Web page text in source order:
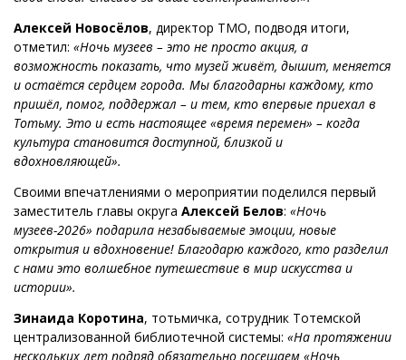
Алексей Новосёлов, директор ТМО, подводя итоги,
отметил: «Ночь музеев – это не просто акция, а
возможность показать, что музей живёт, дышит, меняется
и остаётся сердцем города. Мы благодарны каждому, кто
пришёл, помог, поддержал – и тем, кто впервые приехал в
Тотьму. Это и есть настоящее «время перемен» – когда
культура становится доступной, близкой и
вдохновляющей».
Своими впечатлениями о мероприятии поделился первый
заместитель главы округа Алексей Белов: «Ночь
музеев-2026» подарила незабываемые эмоции, новые
открытия и вдохновение! Благодарю каждого, кто разделил
с нами это волшебное путешествие в мир искусства и
истории».
Зинаида Коротина, тотьмичка, сотрудник Тотемской
централизованной библиотечной системы: «На протяжении
нескольких лет подряд обязательно посещаем «Ночь